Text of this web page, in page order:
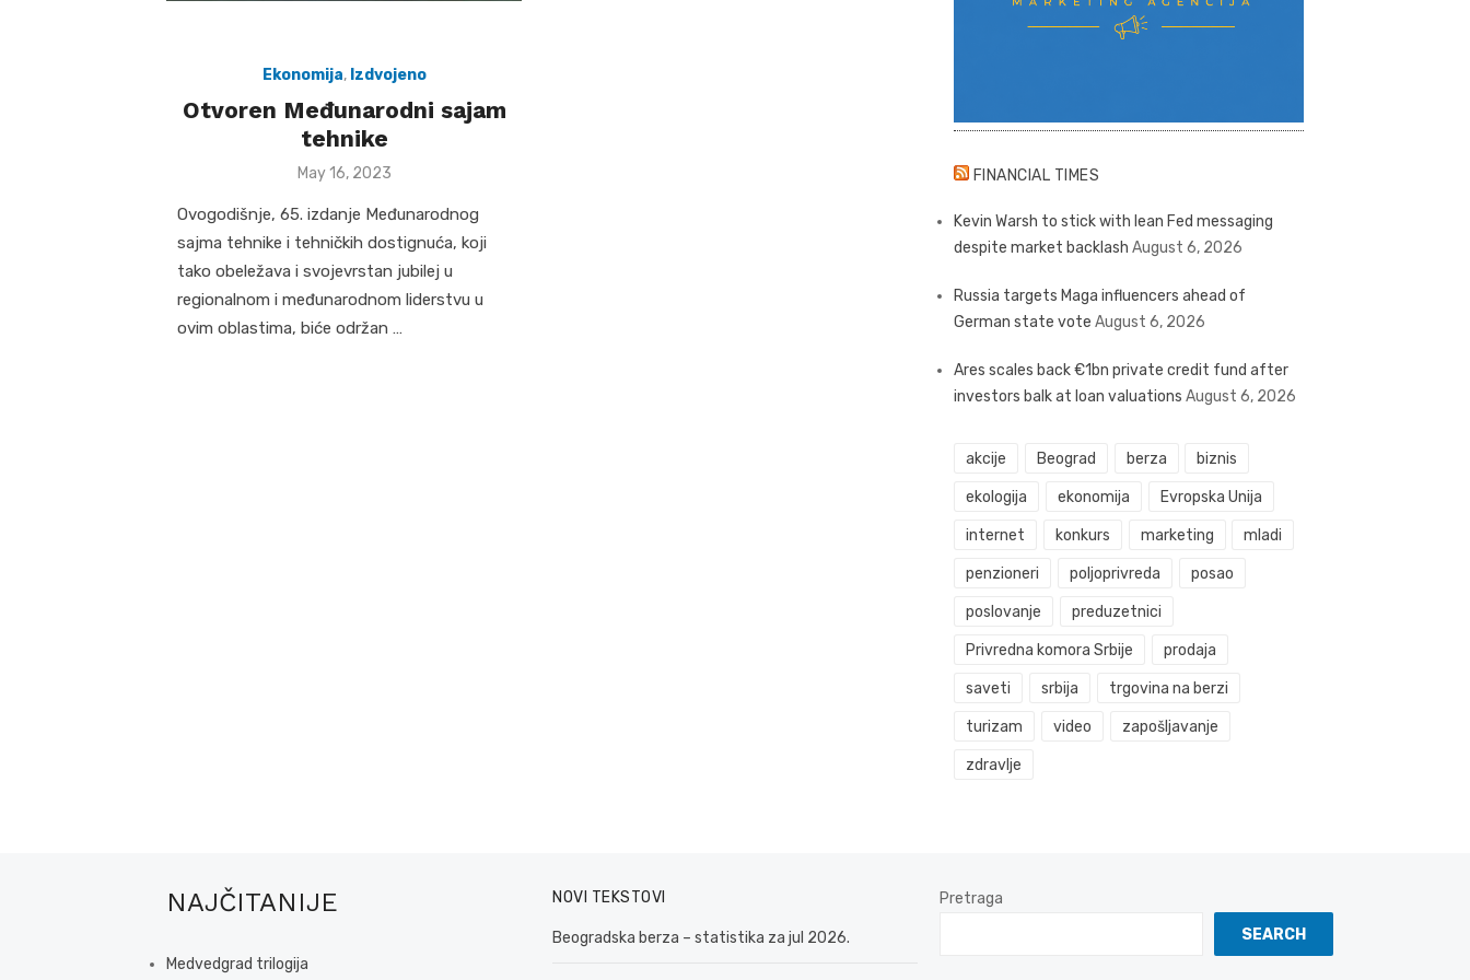
Ekonomija, Izdvojeno
Otvoren Međunarodni sajam
tehnike
Posted
May 16, 2023
Ovogodišnje, 65. izdanje Međunarodnog
sajma tehnike i tehničkih dostignuća, koji
tako obeležava i svojevrstan jubilej u
regionalnom i međunarodnom liderstvu u
ovim oblastima, biće održan …
FINANCIAL TIMES
Kevin Warsh to stick with lean Fed messaging
despite market backlash August 6, 2026
Russia targets Maga influencers ahead of
German state vote August 6, 2026
Ares scales back €1bn private credit fund after
investors balk at loan valuations August 6, 2026
akcije Beograd berza biznis
ekologija ekonomija Evropska Unija
internet konkurs marketing mladi
penzioneri poljoprivreda posao
poslovanje preduzetnici
Privredna komora Srbije prodaja
saveti srbija trgovina na berzi
turizam video zapošljavanje
zdravlje
NAJČITANIJE
Medvedgrad trilogija
NOVI TEKSTOVI
Beogradska berza – statistika za jul 2026.
Pretraga
SEARCH